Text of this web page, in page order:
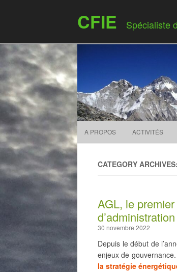
CFIE Spécialiste
A PROPOS ACTIVITÉS
CATEGORY
AGL, le
30 novembre 2022
Depuis le début de
enjeux de
la stratégie